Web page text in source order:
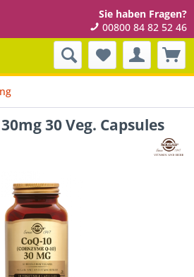
Sie haben Fragen?
00800 84 82 52 46
30 Veg. Capsules